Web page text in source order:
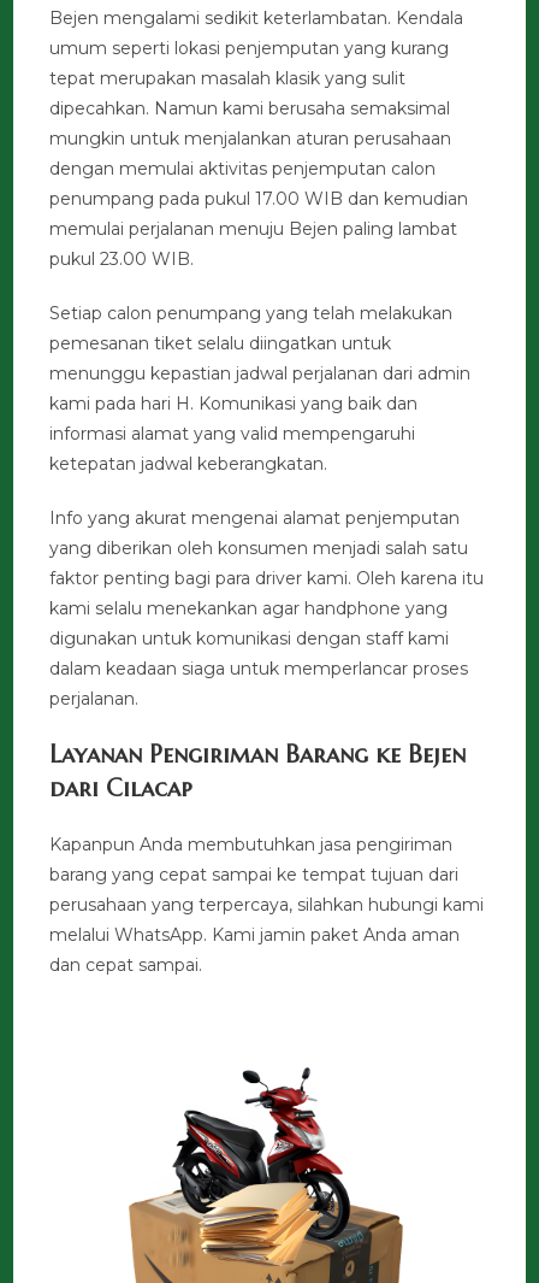
Bejen mengalami sedikit keterlambatan. Kendala
umum seperti lokasi penjemputan yang kurang
tepat merupakan masalah klasik yang sulit
dipecahkan. Namun kami berusaha semaksimal
mungkin untuk menjalankan aturan perusahaan
dengan memulai aktivitas penjemputan calon
penumpang pada pukul 17.00 WIB dan kemudian
memulai perjalanan menuju Bejen paling lambat
pukul 23.00 WIB.
Setiap calon penumpang yang telah melakukan
pemesanan tiket selalu diingatkan untuk
menunggu kepastian jadwal perjalanan dari admin
kami pada hari H. Komunikasi yang baik dan
informasi alamat yang valid mempengaruhi
ketepatan jadwal keberangkatan.
Info yang akurat mengenai alamat penjemputan
yang diberikan oleh konsumen menjadi salah satu
faktor penting bagi para driver kami. Oleh karena itu
kami selalu menekankan agar handphone yang
digunakan untuk komunikasi dengan staff kami
dalam keadaan siaga untuk memperlancar proses
perjalanan.
Layanan Pengiriman Barang ke Bejen
dari Cilacap
Kapanpun Anda membutuhkan jasa pengiriman
barang yang cepat sampai ke tempat tujuan dari
perusahaan yang terpercaya, silahkan hubungi kami
melalui WhatsApp. Kami jamin paket Anda aman
dan cepat sampai.